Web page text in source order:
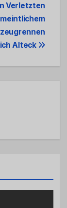
Verletzten
Alteck